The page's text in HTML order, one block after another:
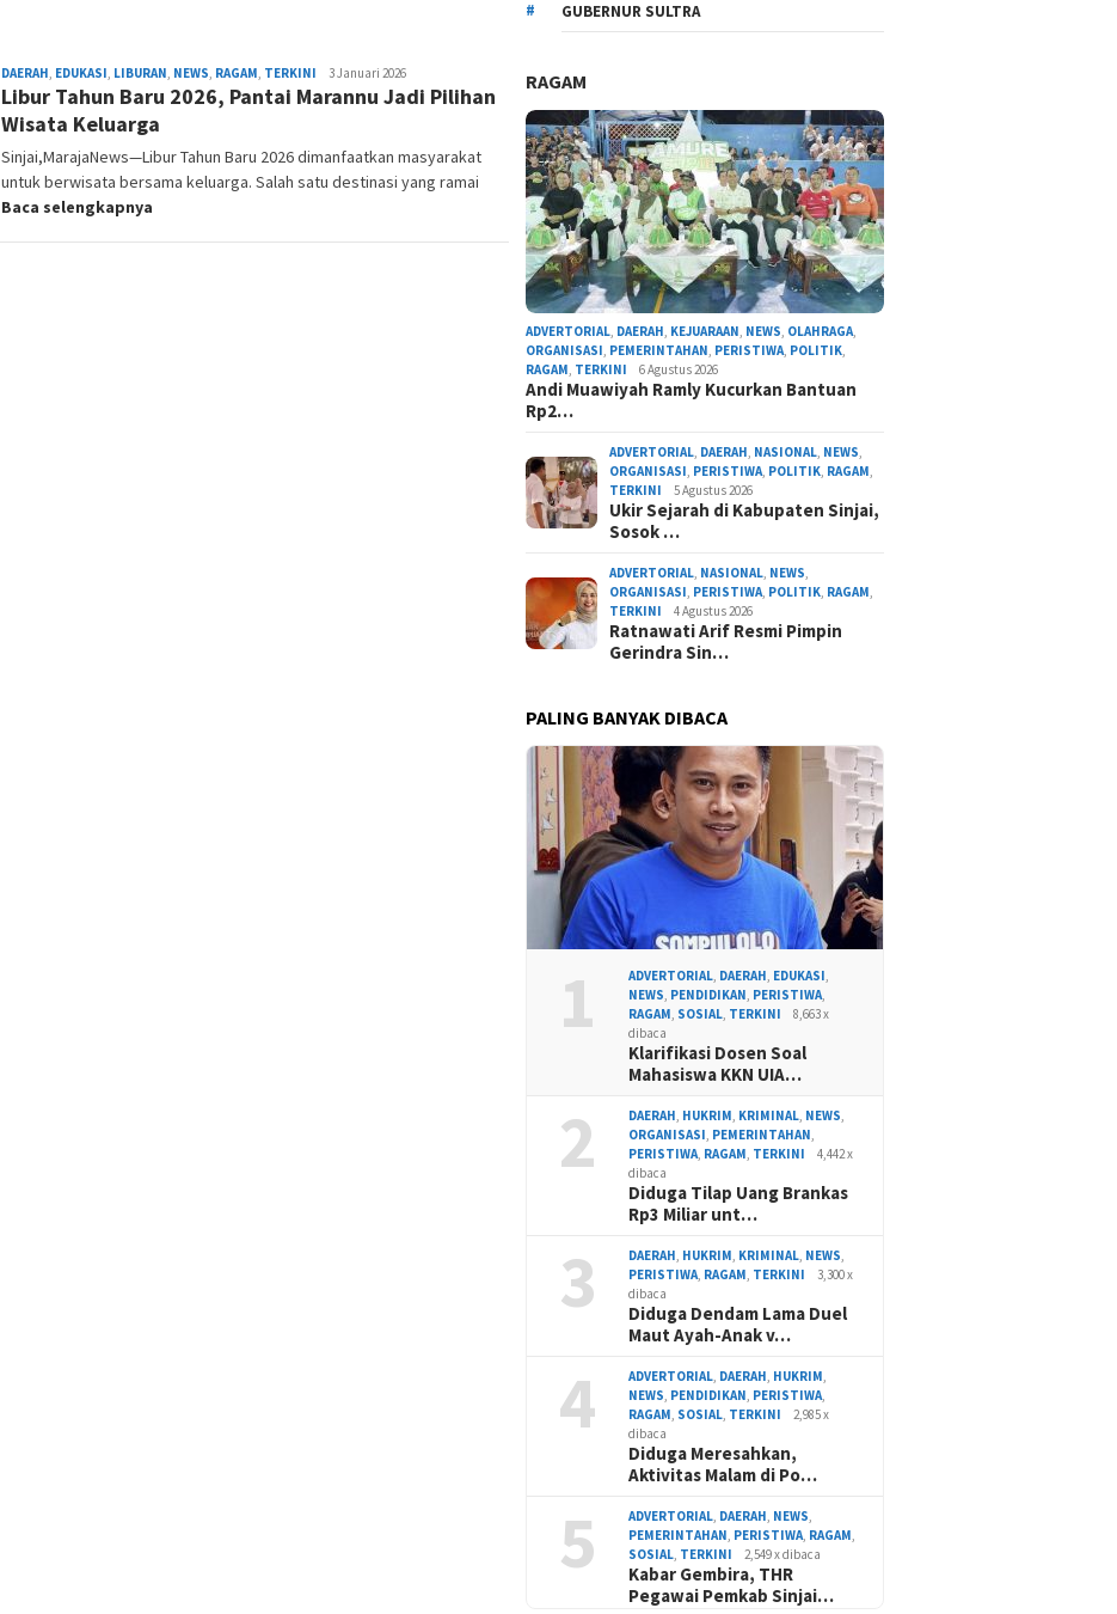
DAERAH, EDUKASI, LIBURAN, NEWS, RAGAM, TERKINI Admin
Redaksi
3 Januari 2026
Libur Tahun Baru 2026, Pantai Marannu Jadi Pilihan
Wisata Keluarga
Sinjai,MarajaNews—Libur Tahun Baru 2026 dimanfaatkan masyarakat
untuk berwisata bersama keluarga. Salah satu destinasi yang ramai
Baca selengkapnya
GUBERNUR SULTRA
RAGAM
ADVERTORIAL DAERAH KEJUARAAN NEWS OLAHRAGA
ORGANISASI PEMERINTAHAN PERISTIWA POLITIK
RAGAM TERKINI 6 Agustus 2026
Andi Muawiyah Ramly Kucurkan Bantuan
Rp2…
ADVERTORIAL DAERAH NASIONAL NEWS
ORGANISASI PERISTIWA POLITIK RAGAM
TERKINI
5 Agustus 2026
Ukir Sejarah di Kabupaten Sinjai,
Sosok …
ADVERTORIAL NASIONAL NEWS
ORGANISASI PERISTIWA POLITIK RAGAM
TERKINI
4 Agustus 2026
Ratnawati Arif Resmi Pimpin
Gerindra Sin…
PALING BANYAK DIBACA
1 ADVERTORIAL DAERAH EDUKASI
NEWS PENDIDIKAN PERISTIWA
RAGAM SOSIAL TERKINI
8,663 x
dibaca
Klarifikasi Dosen Soal
Mahasiswa KKN UIA…
2 DAERAH HUKRIM KRIMINAL NEWS
ORGANISASI PEMERINTAHAN
PERISTIWA RAGAM TERKINI
4,442 x
dibaca
Diduga Tilap Uang Brankas
Rp3 Miliar unt…
3 DAERAH HUKRIM KRIMINAL NEWS
PERISTIWA RAGAM TERKINI
3,300 x
dibaca
Diduga Dendam Lama Duel
Maut Ayah-Anak v…
4 ADVERTORIAL DAERAH HUKRIM
NEWS PENDIDIKAN PERISTIWA
RAGAM SOSIAL TERKINI
2,985 x
dibaca
Diduga Meresahkan,
Aktivitas Malam di Po…
5 ADVERTORIAL DAERAH NEWS
PEMERINTAHAN PERISTIWA RAGAM
SOSIAL TERKINI 2,549 x dibaca
Kabar Gembira, THR
Pegawai Pemkab Sinjai…